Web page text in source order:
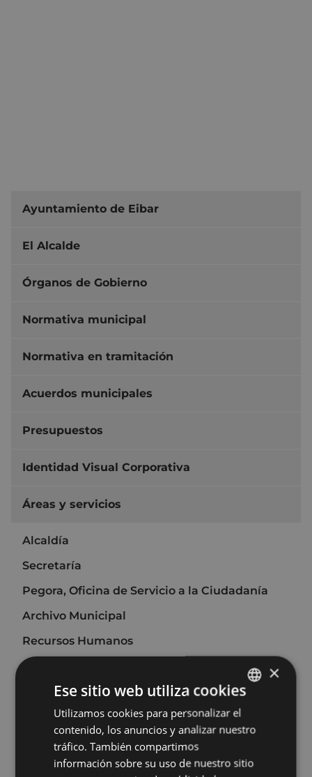
Ayuntamiento de Eibar
El Alcalde
Órganos de Gobierno
Normativa municipal
Normativa en tramitación
Acuerdos municipales
Presupuestos
Identidad Visual Corporativa
Áreas y servicios
Alcaldía
Secretaría
Pegora, Oficina de Servicio a la Ciudadanía
Archivo Municipal
Recursos Humanos
Organización y Transformación Digital
Área económica
Desarrollo económico, Empleo e Innovación
Urbanismo
Medio Ambiente
BASQUE
SPANISH
×
Ese sitio web utiliza cookies
Utilizamos cookies para personalizar el
contenido, los anuncios y analizar nuestro
tráfico. También compartimos
información sobre su uso de nuestro sitio